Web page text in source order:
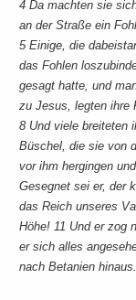
4 Da machten sie
an der Straße ein
5 Einige, die
das Fohlen
gesagt hatte, und
zu Jesus, legten ihre
8 Und viele breiteten
Büschel, die sie von
vor ihm hergingen
Gesegnet sei er, der
das Reich unseres
Höhe! 11 Und er zog
er sich alles
nach Betanien hinaus.